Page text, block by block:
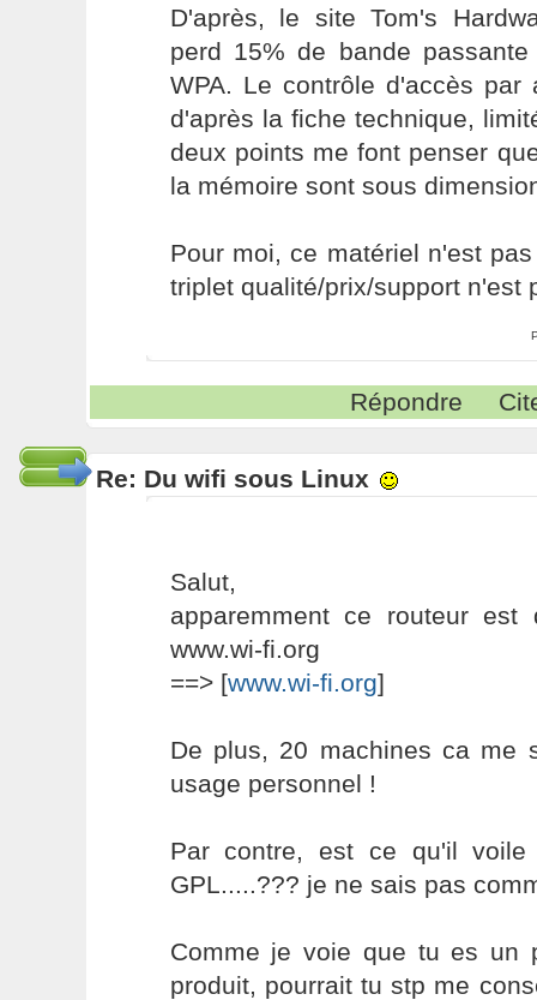
D'après, le site Tom's
perd 15% de bande
WPA. Le contrôle d'accès par
d'après la fiche technique,
deux points me font penser
la mémoire sont sous
Pour moi, ce matériel n'est
triplet qualité/prix/support n'est
Répondre
Re: Du wifi sous Linux
Salut,
apparemment ce routeur
www.wi-fi.org
==> [www.wi-fi.org]
De plus, 20 machines ca me
usage personnel !
Par contre, est ce qu'il
GPL.....??? je ne sais pas
Comme je voie que tu es un
produit, pourrait tu stp me